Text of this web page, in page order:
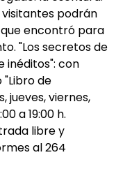
podrán
encontró para
"Los secretos de
inéditos": con
de
jueves, viernes,
a 19:00 h.
libre y
al 264